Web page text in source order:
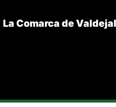
La Comarca de